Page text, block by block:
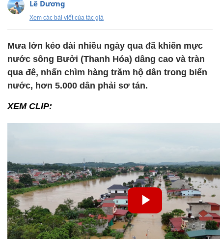
Lê Dương
Xem các bài viết của tác giả
Mưa lớn kéo dài nhiều ngày qua đã khiến mực
nước sông Bưởi (Thanh Hóa) dâng cao và tràn
qua đê, nhấn chìm hàng trăm hộ dân trong biển
nước, hơn 5.000 dân phải sơ tán.
XEM CLIP: